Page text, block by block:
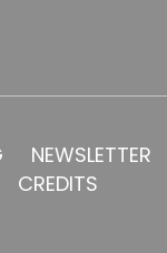
NEWSLETTER
CREDITS